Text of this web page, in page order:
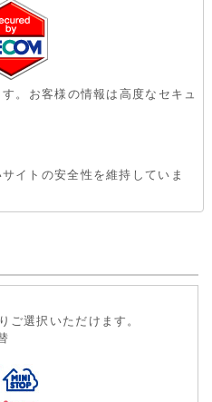
。お客様の情報は高度なセキュ
イトの安全性を維持していま
ご選択いただけます。